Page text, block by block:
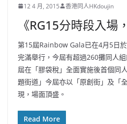
12 4 月, 2015 香港同人HKdoujin
《RG15分時段入場
第15屆Rainbow Gala已在4月5日
完滿舉行，今屆有超過260攤同人
屆在「膠袋稅」全面實施後首個同
題街道」今屆亦以「原創街」及「
現，場面頂盛。
Read More